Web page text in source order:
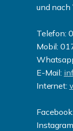
und nach
Telefon:
Mobil:
E-Mail:
Internet:
Facebook: